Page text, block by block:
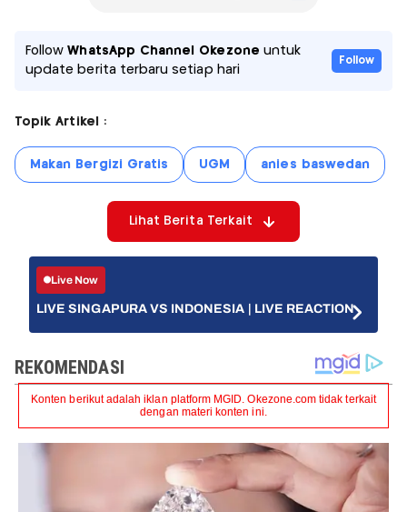
FollowWhatsApp Channel Okezone untuk
update berita terbaru setiap hari
Follow
Topik Artikel :
Makan Bergizi Gratis UGM anies baswedan
Lihat Berita Terkait
Live Now
LIVE SINGAPURA VS INDONESIA | LIVE REACTION